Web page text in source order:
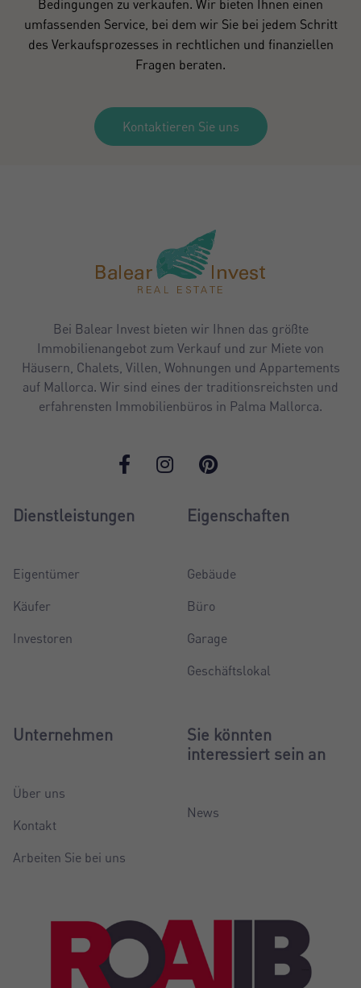
Bedingungen zu verkaufen. Wir bieten Ihnen einen
umfassenden Service, bei dem wir Sie bei jedem Schritt
des Verkaufsprozesses in rechtlichen und finanziellen
Fragen beraten.
Kontaktieren Sie uns
Bei Balear Invest bieten wir Ihnen das größte
Immobilienangebot zum Verkauf und zur Miete von
Häusern, Chalets, Villen, Wohnungen und Appartements
auf Mallorca. Wir sind eines der traditionsreichsten und
erfahrensten Immobilienbüros in Palma Mallorca.
Dienstleistungen
Eigentümer
Käufer
Investoren
Eigenschaften
Gebäude
Büro
Garage
Geschäftslokal
Unternehmen
Über uns
Kontakt
Arbeiten Sie bei uns
Sie könnten
interessiert sein an
News